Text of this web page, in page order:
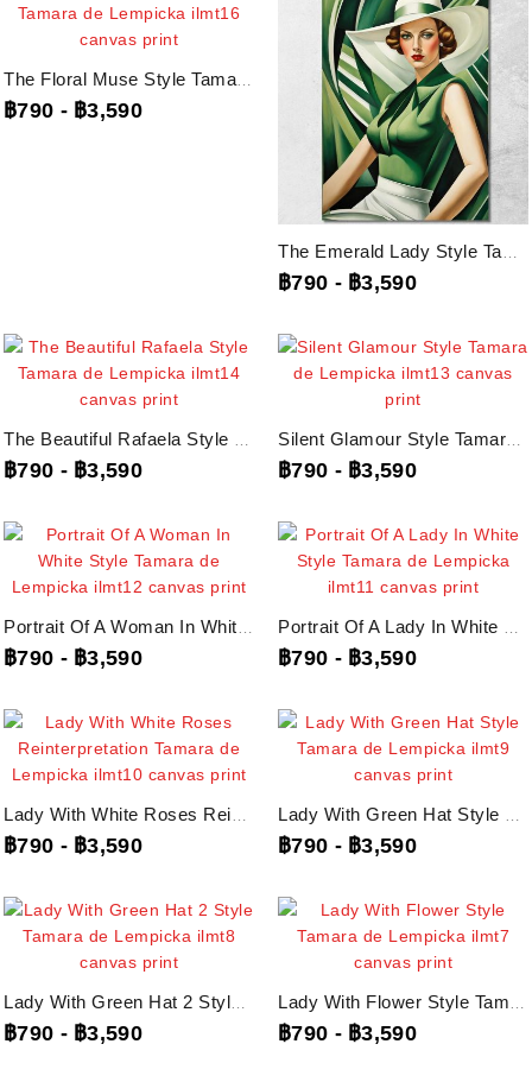
฿790 - ฿3,590
฿790 - ฿3,590
฿790 - ฿3,590 ฿790 - ฿3,590
฿790 - ฿3,590 ฿790 - ฿3,590
฿790 - ฿3,590 ฿790 - ฿3,590
฿790 - ฿3,590 ฿790 - ฿3,590